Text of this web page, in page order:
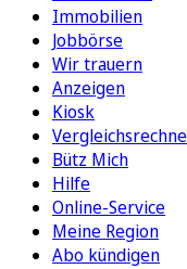
Immobilien
Jobbörse
Wir trauern
Anzeigen
Kiosk
Bütz Mich
Hilfe
Online-Service
Meine Region
Abo kündigen